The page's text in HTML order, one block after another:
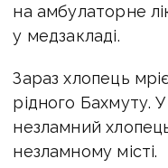
на амбулаторне
у медзакладі.
Зараз хлопець
рідного Бахмуту.
незламний
незламному місті.